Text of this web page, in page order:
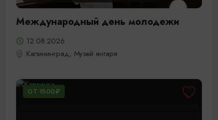
Международный день молодежи
12.08.2026
Калининград, Музей янтаря
ОТ 1500₽